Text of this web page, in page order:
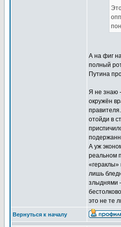
А на фиг
полный
Путина
Я не знаю
окружён
отойди в
А уж
реальном
«гераклы»
лишь
злыднями
это не те
Вернуться к началу